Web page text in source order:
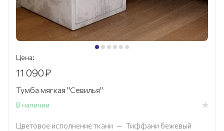
Цена:
11 090₽
Тумба мягкая "Севилья"
В наличии
Цветовое исполнение ткани — Тиффани бежевый